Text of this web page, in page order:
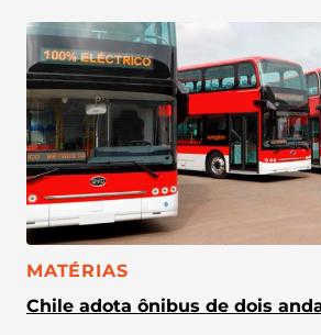
CATEGORIA:
MATÉRIAS
Chile adota ônibus de dois